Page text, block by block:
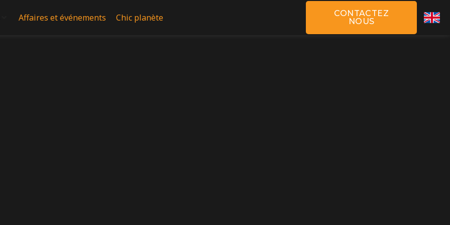
Affaires et événements Chic planète
CONTACTEZ
NOUS